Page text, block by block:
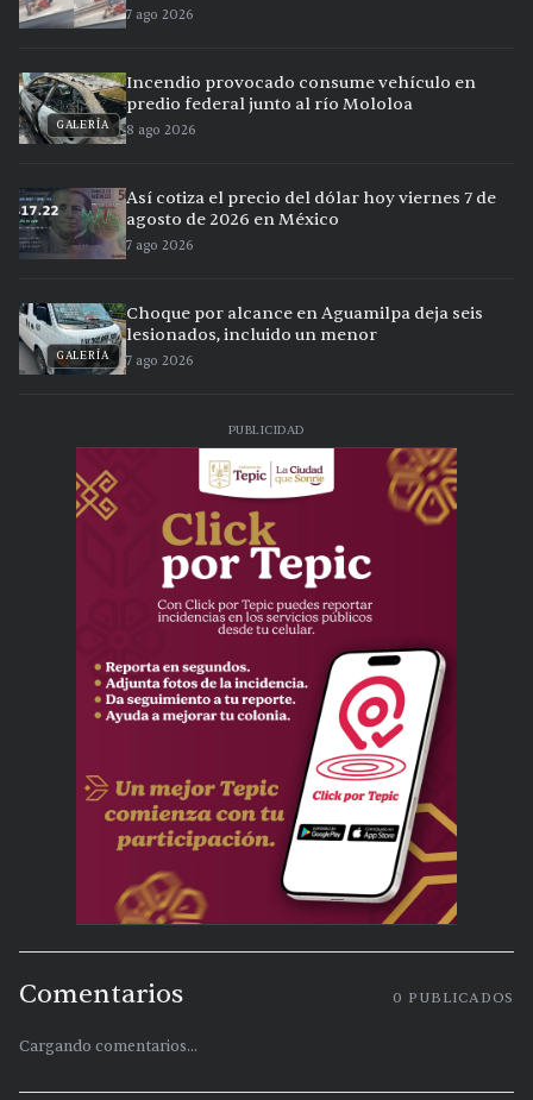
7 ago 2026
GALERÍA
Incendio provocado consume vehículo en
predio federal junto al río Mololoa
8 ago 2026
Así cotiza el precio del dólar hoy viernes 7 de
agosto de 2026 en México
7 ago 2026
GALERÍA
Choque por alcance en Aguamilpa deja seis
lesionados, incluido un menor
7 ago 2026
PUBLICIDAD
Comentarios 0 PUBLICADOS
Cargando comentarios...